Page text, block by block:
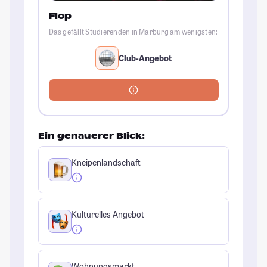
Flop
Das gefällt Studierenden in Marburg am wenigsten:
Club-Angebot
Ein genauerer Blick:
Kneipenlandschaft
Kulturelles Angebot